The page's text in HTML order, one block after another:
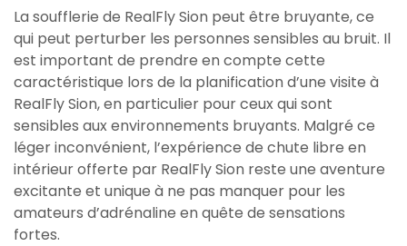
La soufflerie de RealFly Sion peut être bruyante, ce
qui peut perturber les personnes sensibles au bruit. Il
est important de prendre en compte cette
caractéristique lors de la planification d’une visite à
RealFly Sion, en particulier pour ceux qui sont
sensibles aux environnements bruyants. Malgré ce
léger inconvénient, l’expérience de chute libre en
intérieur offerte par RealFly Sion reste une aventure
excitante et unique à ne pas manquer pour les
amateurs d’adrénaline en quête de sensations
fortes.